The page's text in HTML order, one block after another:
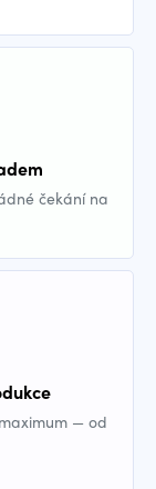
čekání na
— od